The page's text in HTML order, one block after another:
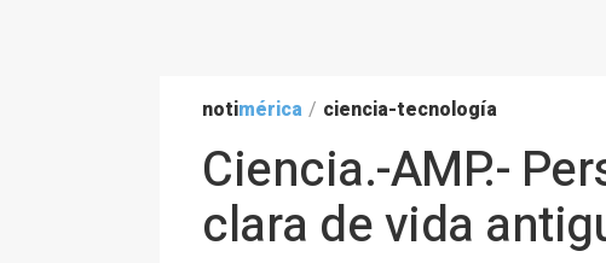
notimérica / ciencia-tecnología
Ciencia.-AMP.-
clara de vida